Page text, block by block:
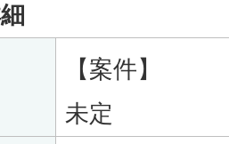
【案件】
未定